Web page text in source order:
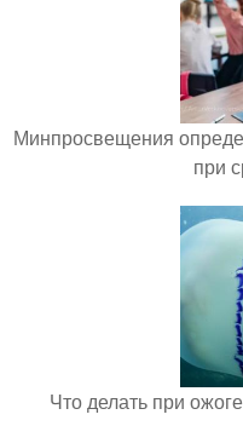
Минпросвещения
при
Что делать при